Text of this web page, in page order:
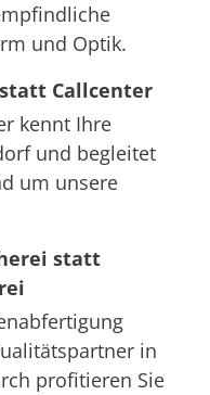
und Optik.
Callcenter
kennt Ihre
und begleitet
um unsere
statt
in
profitieren Sie